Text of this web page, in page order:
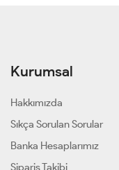
Kurumsal
Hakkımızda
Sıkça Sorulan Sorular
Banka Hesaplarımız
Sipariş Takibi